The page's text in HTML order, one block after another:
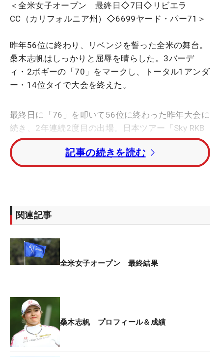
＜全米女子オープン 最終日◇7日◇リビエラ
CC（カリフォルニア州）◇6699ヤード・パー71＞
昨年56位に終わり、リベンジを誓った全米の舞台。
桑木志帆はしっかりと屈辱を晴らした。3バーデ
ィ・2ボギーの「70」をマークし、トータル1アンダ
ー・14位タイで大会を終えた。
最終日に「76」を叩いて56位に終わった昨年大会に
続き、2年連続2度目の出場。日本ツアー「Sky RKB
レディスクラシック」で優勝したことで世界ランキ
ング75以内に急浮上し、滑り込みで出場権を得てい
た。
し、2オンした1番パー5でバーディ発進。グリーン
中央にバンカーがある名物6番パー3では、傾斜を巧
で伸ばした。
ブ。勢いづいて向かった後半14番からは2連続ボギ
ーで後退したが、グリーン手前から1メートルに寄
せた17番パー5でバーディ。「すべて完ぺき。デカ
かったです」とアンダーパーグループに入り、畑岡
奈紗に次いで日本勢2番手の結果を残した。
記事の続きを読む
関連記事
全米女子オープン 最終結果
桑木志帆 プロフィール＆成績